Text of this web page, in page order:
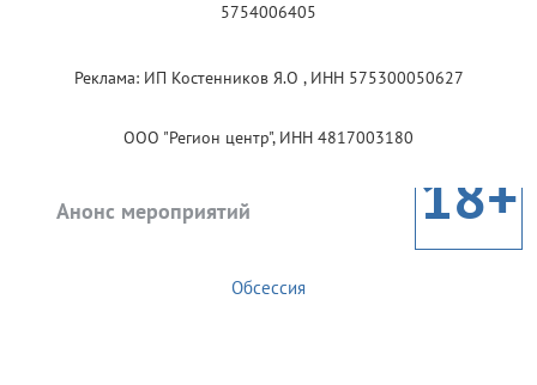
5754006405
Реклама: ИП Костенников Я.О , ИНН 575300050627
ООО "Регион центр", ИНН 4817003180
Анонс мероприятий 18+
Обсессия